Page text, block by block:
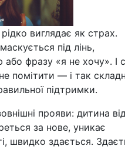
виглядає як страх.
під лінь,
або фразу «я не хочу». І
помітити — і так
підтримки.
прояви: дитина
за нове, уникає
швидко здається.